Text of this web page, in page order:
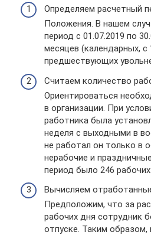
Определяем расчетный
Положения. В нашем
период с 01.07.2019 по
месяцев (календарных, с
предшествующих
Считаем количество
Ориентироваться
в организации. При
работника была
неделя с выходными в
не работал он только в
нерабочие и
период было 246 рабочих
Вычисляем
Предположим, что за
рабочих дня сотрудник
отпуске. Таким образом,